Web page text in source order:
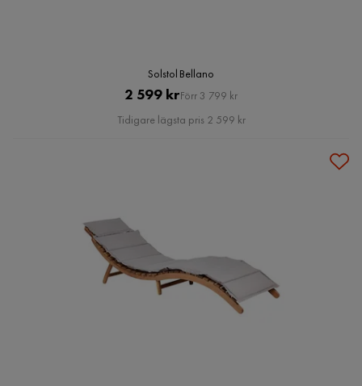
Solstol Bellano
Pris
2 599 krOriginal
Pris
Förr 3 799 kr
Tidigare lägsta pris 2 599 kr